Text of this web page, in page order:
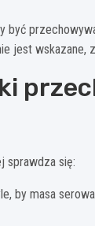
być
jest wskazane,
sprawdza się:
by masa